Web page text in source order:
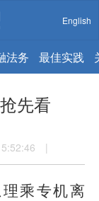
English
法务 最佳实践
先看
|
乘专机离